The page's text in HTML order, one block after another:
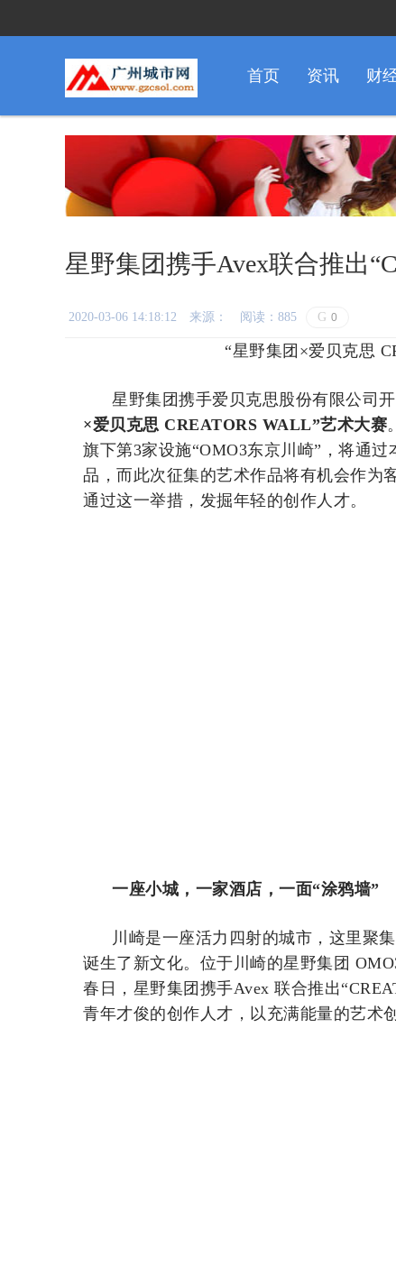
首页 资讯 财
星野集团携手Avex联合推出
2020-03-06 14:18:12 来源： 阅读：885 G 0
“星野集团×爱贝克思
星野集团携手爱贝克思股份有限公司
×爱贝克思 CREATORS WALL”艺术大赛
旗下第3家设施“OMO3东京川崎”，将通
品，而此次征集的艺术作品将有机会作为
通过这一举措，发掘年轻的创作人才。
一座小城，一家酒店，一面“涂鸦墙”
川崎是一座活力四射的城市，这里聚
诞生了新文化。位于川崎的星野集团
春日，星野集团携手Avex 联合推出
青年才俊的创作人才，以充满能量的艺术